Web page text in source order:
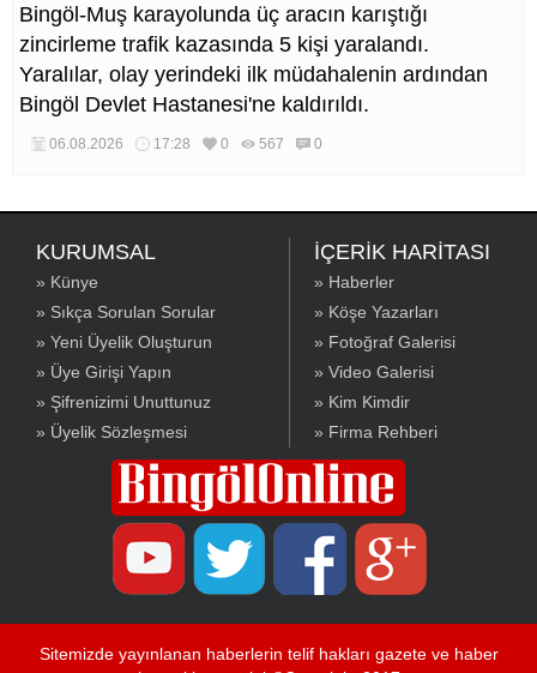
Bingöl-Muş karayolunda üç aracın karıştığı
zincirleme trafik kazasında 5 kişi yaralandı.
Yaralılar, olay yerindeki ilk müdahalenin ardından
Bingöl Devlet Hastanesi'ne kaldırıldı.
06.08.2026 17:28 0 567 0
KURUMSAL
» Künye
» Sıkça Sorulan Sorular
» Yeni Üyelik Oluşturun
» Üye Girişi Yapın
» Şifrenizimi Unuttunuz
» Üyelik Sözleşmesi
İÇERİK HARİTASI
» Haberler
» Köşe Yazarları
» Fotoğraf Galerisi
» Video Galerisi
» Kim Kimdir
» Firma Rehberi
Sitemizde yayınlanan haberlerin telif hakları gazete ve haber